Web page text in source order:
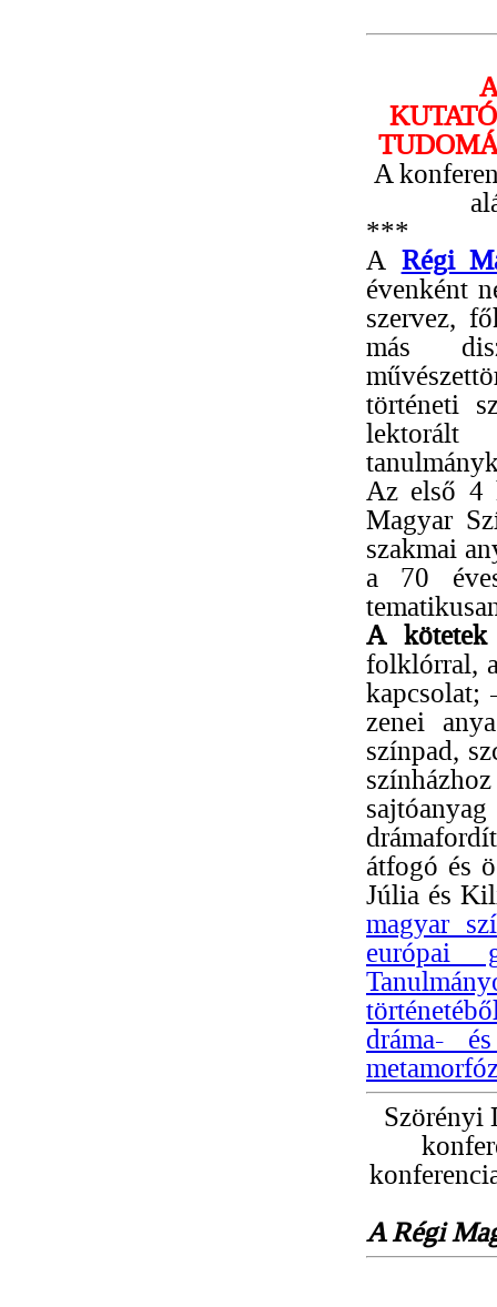
A
***
A Régi
évenként
szervez,
más
történeti
lektorált
Az első 4
Magyar
szakmai
a 70
A
folklórral,
kapcsolat;
zenei
színpad,
átfogó és
Júlia és
magyar
európai
dráma-
Szörényi
A Régi